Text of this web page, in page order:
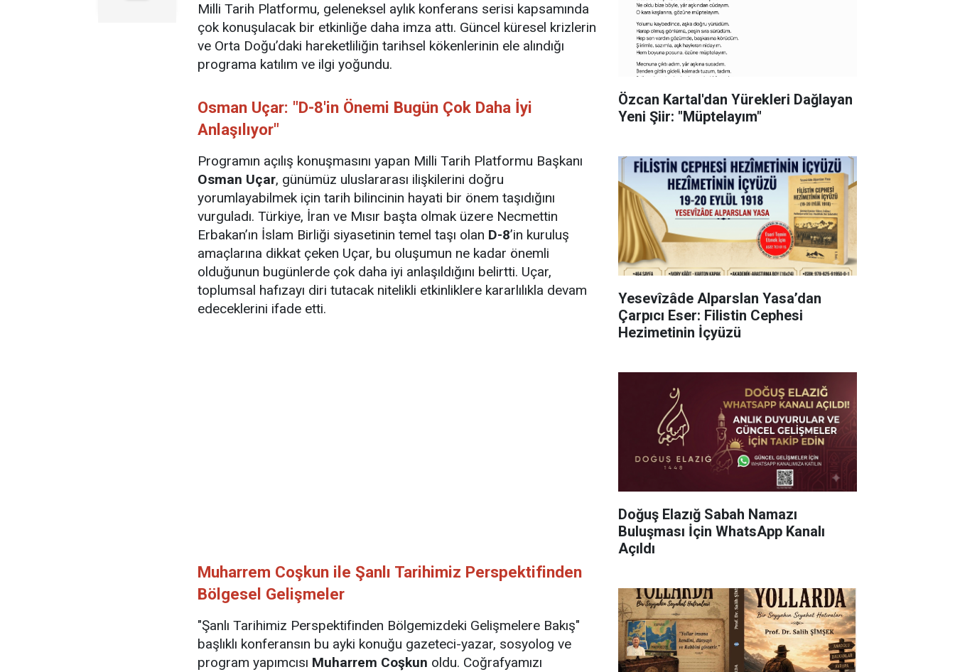
Milli Tarih Platformu, geleneksel aylık konferans serisi kapsamında
çok konuşulacak bir etkinliğe daha imza attı. Güncel küresel krizlerin
ve Orta Doğu’daki hareketliliğin tarihsel kökenlerinin ele alındığı
programa katılım ve ilgi yoğundu.
Osman Uçar: "D-8'in Önemi Bugün Çok Daha İyi
Anlaşılıyor"
Programın açılış konuşmasını yapan Milli Tarih Platformu Başkanı
Osman Uçar, günümüz uluslararası ilişkilerini doğru
yorumlayabilmek için tarih bilincinin hayati bir önem taşıdığını
vurguladı. Türkiye, İran ve Mısır başta olmak üzere Necmettin
Erbakan’ın İslam Birliği siyasetinin temel taşı olan D-8’in kuruluş
amaçlarına dikkat çeken Uçar, bu oluşumun ne kadar önemli
olduğunun bugünlerde çok daha iyi anlaşıldığını belirtti. Uçar,
toplumsal hafızayı diri tutacak nitelikli etkinliklere kararlılıkla devam
edeceklerini ifade etti.
Muharrem Coşkun ile Şanlı Tarihimiz Perspektifinden
Bölgesel Gelişmeler
"Şanlı Tarihimiz Perspektifinden Bölgemizdeki Gelişmelere Bakış"
başlıklı konferansın bu ayki konuğu gazeteci-yazar, sosyolog ve
program yapımcısı Muharrem Coşkun oldu. Coğrafyamızı
Özcan Kartal'dan Yürekleri Dağlayan
Yeni Şiir: "Müptelayım"
Yesevîzâde Alparslan Yasa’dan
Çarpıcı Eser: Filistin Cephesi
Hezimetinin İçyüzü
Doğuş Elazığ Sabah Namazı
Buluşması İçin WhatsApp Kanalı
Açıldı